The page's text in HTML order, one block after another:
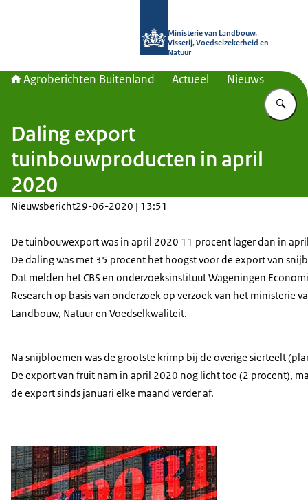
Ministerie van Landbouw,
Visserij, Voedselzekerheid en
Natuur
Agroberichten Buitenland Actueel Nieuws
Daling export
tuinbouwproducten in april
2020
Nieuwsbericht29-06-2020 | 13:51
De tuinbouwexport was in april 2020 11 procent lager dan in
De daling was met 35 procent het hoogst voor de export van
Dat melden het CBS en onderzoeksinstituut Wageningen
Research op basis van onderzoek op verzoek van het ministerie
Landbouw, Natuur en Voedselkwaliteit.
Na snijbloemen was de grootste krimp bij de overige sierteelt
De export van fruit nam in april 2020 nog licht toe (2 procent),
de export sinds januari elke maand verder af.